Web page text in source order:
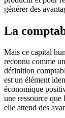
générer des
La
Mais ce capital
reconnu comme
définition
est un élément
économique
une ressource que
elle attend des